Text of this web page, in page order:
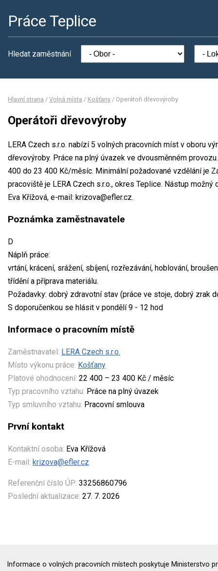
Práce Teplice
Hledat zaměstnání
Hlavní strana / Volná místa / Košťany / Operátoři dřevovýroby
Operátoři dřevovýroby
LERA Czech s.r.o. nabízí 5 volných pracovních míst v oboru
dřevovýroby. Práce na plný úvazek ve dvousměnném
400 do 23 400 Kč/měsíc. Minimální požadované vzdělání je
pracoviště je LERA Czech s.r.o., okres Teplice. Nástup
Eva Křížová, e-mail: krizova@efler.cz.
Poznámka zaměstnavatele
D
Náplň práce:
vrtání, krácení, srážení, sbíjení, rozřezávání, hoblování,
třídění a příprava materiálu.
Požadavky: dobrý zdravotní stav (práce ve stoje, dobrý zrak
S doporučenkou se hlásit v pondělí 9 - 12 hod
Informace o pracovním místě
Zaměstnavatel: LERA Czech s.r.o.
Místo výkonu práce: Košťany
Platové ohodnocení: 22 400 – 23 400 Kč / měsíc
Typ pracovního vztahu: Práce na plný úvazek
Typ smluvního vztahu: Pracovní smlouva
První kontakt
Kontaktní osoba: Eva Křížová
E-mail: krizova@efler.cz
Referenční číslo ÚP: 33256860796
Poslední aktualizace: 27. 7. 2026
Informace o volných pracovních místech poskytuje Ministerstvo